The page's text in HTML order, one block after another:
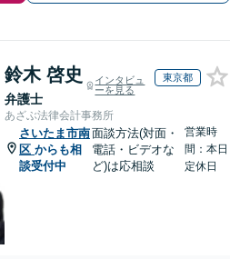
鈴木 啓史
弁護士
インタビュ
ーを見る
東京都
あざぶ法律会計事務所
さいたま市南
区 からも相
談受付中
面談方法(対面・
電話・ビデオな
ど)は応相談
営業時
間：本日
定休日